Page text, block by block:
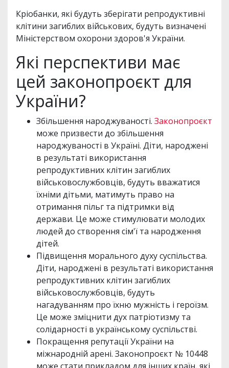
Кріобанки, які будуть зберігати репродуктивні
клітини загиблих військових, будуть визначені
Міністерством охорони здоров'я України.
Які перспективи має
цей законопроєкт для
України?
Збільшення народжуваності. Законопроєкт
може призвести до збільшення
народжуваності в Україні. Діти, народжені
в результаті використання
репродуктивних клітин загиблих
військовослужбовців, будуть вважатися
їхніми дітьми, матимуть право на
отримання пільг та підтримки від
держави. Це може стимулювати молодих
людей до створення сім'ї та народження
дітей.
Підвищення морального духу суспільства.
Діти, народжені в результаті використання
репродуктивних клітин загиблих
військовослужбовців, будуть
нагадуванням про їхню мужність і героїзм.
Це може зміцнити дух патріотизму та
солідарності в українському суспільстві.
Покращення репутації України на
міжнародній арені. Законопроєкт № 10448